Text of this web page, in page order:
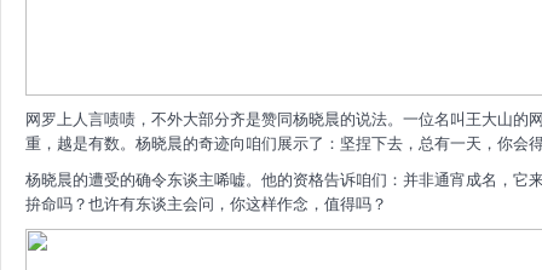
网罗上人言啧啧，不外大部分齐是赞同杨晓晨的说法。一位名叫王大山的
重，越是有数。杨晓晨的奇迹向咱们展示了：坚捏下去，总有一天，你会
杨晓晨的遭受的确令东谈主唏嘘。他的资格告诉咱们：并非通宵成名，它
拚命吗？也许有东谈主会问，你这样作念，值得吗？